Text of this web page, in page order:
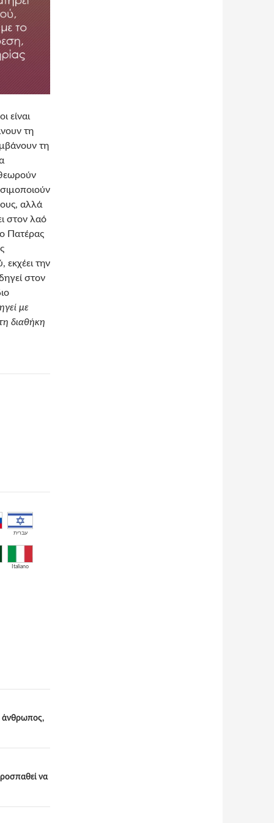
είναι
τη
τη
θεωρούν
αλλά
στον λαό
Πατέρας
εκχέει την
στον
με
διαθήκη
עברית
Italiano
άνθρωπος,
να